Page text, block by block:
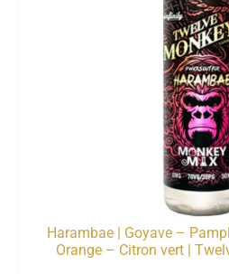
Harambae | Goyave –
Orange – Citron vert |